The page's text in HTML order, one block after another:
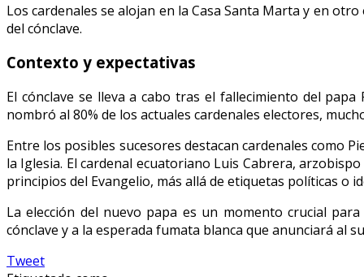
Los cardenales se alojan en la Casa Santa Marta y en
del cónclave.
Contexto y expectativas
El cónclave se lleva a cabo tras el fallecimiento del
nombró al 80% de los actuales cardenales electores,
Entre los posibles sucesores destacan cardenales como
la Iglesia. El cardenal ecuatoriano Luis Cabrera,
principios del Evangelio, más allá de etiquetas políticas o
La elección del nuevo papa es un momento crucial
cónclave y a la esperada fumata blanca que anunciará al
Tweet